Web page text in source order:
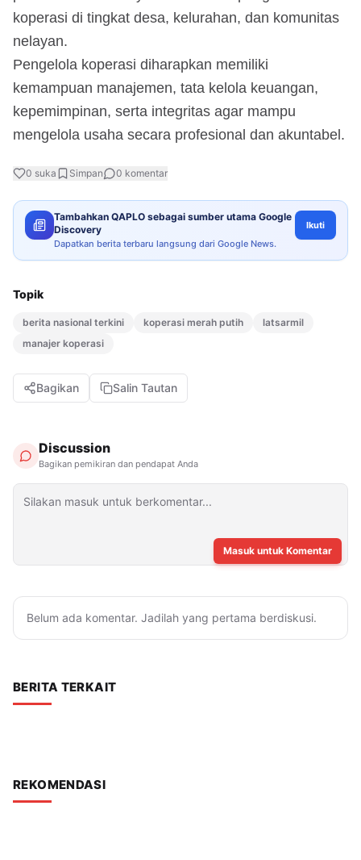
koperasi di tingkat desa, kelurahan, dan komunitas
nelayan.
Pengelola koperasi diharapkan memiliki
kemampuan manajemen, tata kelola keuangan,
kepemimpinan, serta integritas agar mampu
mengelola usaha secara profesional dan akuntabel.
0 suka Simpan 0 komentar
Tambahkan QAPLO sebagai sumber utama Google
Discovery
Dapatkan berita terbaru langsung dari Google News.
Ikuti
Topik
berita nasional terkini koperasi merah putih
latsarmil
manajer koperasi
Bagikan Salin Tautan
Discussion
Bagikan pemikiran dan pendapat Anda
Masuk untuk Komentar
Belum ada komentar. Jadilah yang pertama berdiskusi.
BERITA TERKAIT
REKOMENDASI